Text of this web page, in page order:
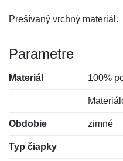
Prešívaný vrchný materiál.
Parametre
Materiál 100%
Obdobie zimné
Typ čiapky